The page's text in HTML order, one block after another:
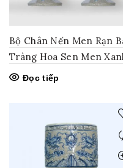
Bộ Chân Nến Men Rạn
Tràng Hoa Sen Men
Đọc tiếp